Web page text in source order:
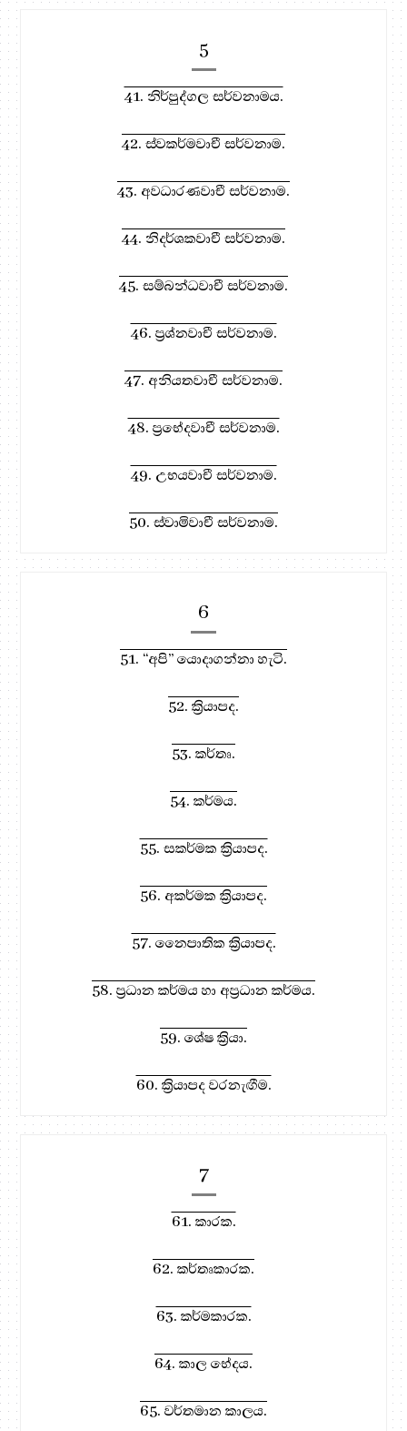
5
41. නිර්පුද්ගල සර්වනාමය.
42. ස්වකර්මවාචී සර්වනාම.
43. අවධාරණවාචී සර්වනාම.
44. නිදර්ශකවාචී සර්වනාම.
45. සම්බන්ධවාචී සර්වනාම.
46. ප්‍රශ්නවාචී සර්වනාම.
47. අනියතවාචී සර්වනාම.
48. ප්‍රභේදවාචී සර්වනාම.
49. උභයවාචී සර්වනාම.
50. ස්වාමිවාචී සර්වනාම.
6
51. “අපි” යොදාගන්නා හැටි.
52. ක්‍රියාපද.
53. කර්තෘ.
54. කර්මය.
55. සකර්මක ක්‍රියාපද.
56. අකර්මක ක්‍රියාපද.
57. නෛපාතික ක්‍රියාපද.
58. ප්‍රධාන කර්මය හා අප්‍රධාන කර්මය.
59. ශේෂ ක්‍රියා.
60. ක්‍රියාපද වරනැඟීම.
7
61. කාරක.
62. කර්තෘකාරක.
63. කර්මකාරක.
64. කාල භේදය.
65. වර්තමාන කාලය.